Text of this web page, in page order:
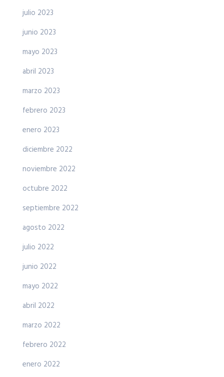
julio 2023
junio 2023
mayo 2023
abril 2023
marzo 2023
febrero 2023
enero 2023
diciembre 2022
noviembre 2022
octubre 2022
septiembre 2022
agosto 2022
julio 2022
junio 2022
mayo 2022
abril 2022
marzo 2022
febrero 2022
enero 2022